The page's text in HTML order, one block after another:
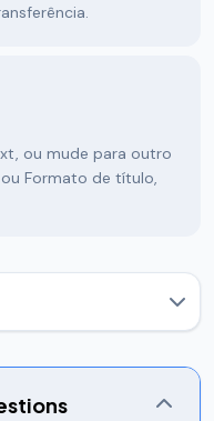
ou mude para outro
Formato de título,
do seu texto no seu
pontuação, espaços e